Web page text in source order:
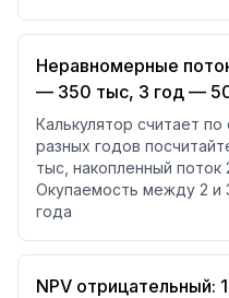
Неравномерные
— 350 тыс, 3 год —
Калькулятор считает
разных годов
тыс, накопленный
Окупаемость между 2 и
года
NPV отрицательный: